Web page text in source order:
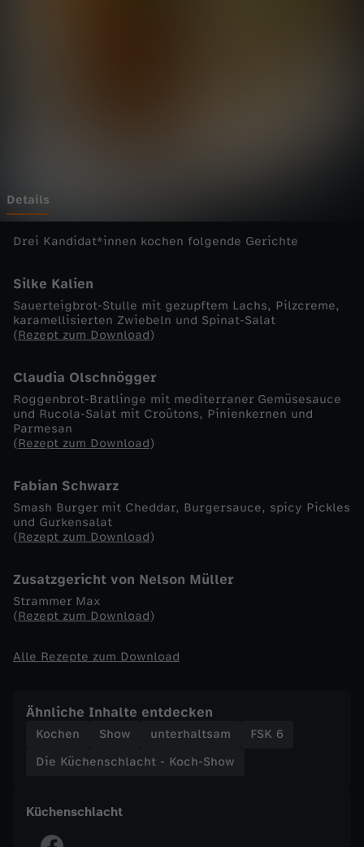
l
a
c
h
-
K
o
c
-
o
w
R
Details
Drei Kandidat*innen kochen folgende Gerichte
Silke Kalien
Sauerteigbrot-Stulle mit gezupftem Lachs, Pilzcreme,
karamellisierten Zwiebeln und Spinat-Salat
(Rezept zum Download)
Claudia Olschnögger
Roggenbrot-Bratlinge mit mediterraner Gemüsesauce
und Rucola-Salat mit Croûtons, Pinienkernen und
Parmesan
(Rezept zum Download)
Fabian Schwarz
Smash Burger mit Cheddar, Burgersauce, spicy Pickles
und Gurkensalat
(Rezept zum Download)
Zusatzgericht von Nelson Müller
Strammer Max
(Rezept zum Download)
Alle Rezepte zum Download
Ähnliche Inhalte entdecken
Kochen Show unterhaltsam
FSK 6
Die Küchenschlacht - Koch-Show
Küchenschlacht